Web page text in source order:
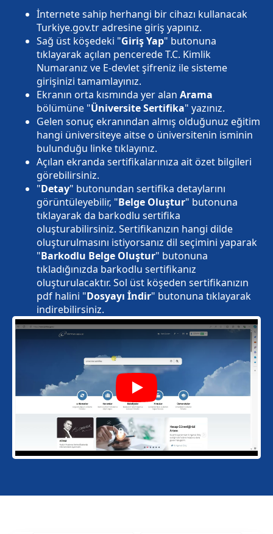
Play
İnternete sahip herhangi bir cihazı kullanacak
Turkiye.gov.tr adresine giriş yapınız.
Sağ üst köşedeki "Giriş Yap" butonuna
tıklayarak açılan pencerede T.C. Kimlik
Numaranız ve E-devlet şifreniz ile sisteme
girişinizi tamamlayınız.
Ekranın orta kısmında yer alan Arama
bölümüne "Üniversite Sertifika" yazınız.
Gelen sonuç ekranından almış olduğunuz eğitim
hangi üniversiteye aitse o üniversitenin isminin
bulunduğu linke tıklayınız.
Açılan ekranda sertifikalarınıza ait özet bilgileri
görebilirsiniz.
"Detay" butonundan sertifika detaylarını
görüntüleyebilir, "Belge Oluştur" butonuna
tıklayarak da barkodlu sertifika
oluşturabilirsiniz. Sertifikanızın hangi dilde
oluşturulmasını istiyorsanız dil seçimini yaparak
"Barkodlu Belge Oluştur" butonuna
tıkladığınızda barkodlu sertifikanız
oluşturulacaktır. Sol üst köşeden sertifikanızın
pdf halini "Dosyayı İndir" butonuna tıklayarak
indirebilirsiniz.